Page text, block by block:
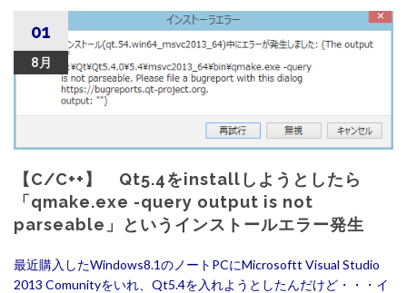
プ
01
8月
【C/C++】 Qt5.4をinstallしようとしたら
「qmake.exe -query output is not
parseable」というインストールエラー発生
最近購入したWindows8.1のノートPCにMicrosoftt Visual Studio
2013 Comunityをいれ、Qt5.4を入れようとしたんだけど・・・イ